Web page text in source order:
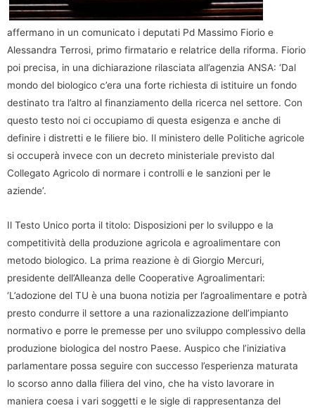
affermano in un comunicato i deputati Pd Massimo Fiorio e
Alessandra Terrosi, primo firmatario e relatrice della riforma. Fiorio
poi precisa, in una dichiarazione rilasciata all’agenzia ANSA: ‘Dal
mondo del biologico c’era una forte richiesta di istituire un fondo
destinato tra l’altro al finanziamento della ricerca nel settore. Con
questo testo noi ci occupiamo di questa esigenza e anche di
definire i distretti e le filiere bio. Il ministero delle Politiche agricole
si occuperà invece con un decreto ministeriale previsto dal
Collegato Agricolo di normare i controlli e le sanzioni per le
aziende’.
Il Testo Unico porta il titolo: Disposizioni per lo sviluppo e la
competitività della produzione agricola e agroalimentare con
metodo biologico. La prima reazione è di Giorgio Mercuri,
presidente dell’Alleanza delle Cooperative Agroalimentari:
‘L’adozione del TU è una buona notizia per l’agroalimentare e potrà
presto condurre il settore a una razionalizzazione dell’impianto
normativo e porre le premesse per uno sviluppo complessivo della
produzione biologica del nostro Paese. Auspico che l’iniziativa
parlamentare possa seguire con successo l’esperienza maturata
lo scorso anno dalla filiera del vino, che ha visto lavorare in
maniera coesa i vari soggetti e le sigle di rappresentanza del